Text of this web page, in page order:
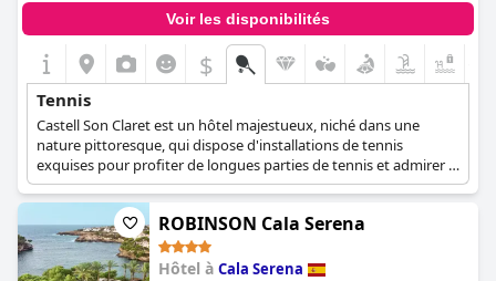
Voir les disponibilités
$
Tennis
Castell Son Claret est un hôtel majestueux, niché dans une
nature pittoresque, qui dispose d'installations de tennis
exquises pour profiter de longues parties de tennis et admirer la
nature pure qui vous entoure.
ROBINSON Cala Serena
Hôtel à Cala Serena